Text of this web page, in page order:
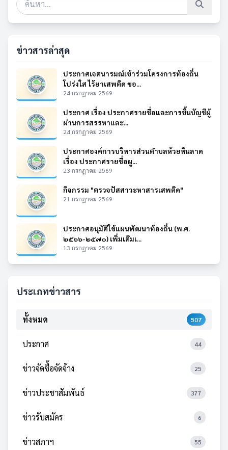
ข่าวสารล่าสุด
ประกาศเจตนารมณ์เข้าร่วมโครงการท้องถิ่น
โปร่งใส ไร้ยาเสพติด ขอ...
24 กรกฎาคม 2569
ประกาศ เรื่อง ประกาศรายชื่อและการขึ้นบัญชีผู้
ผ่านการสรรหาและ...
24 กรกฎาคม 2569
ประกาศองค์การบริหารส่วนตำบลห้วยหินลาด
เรื่อง ประกาศรายชื่อผู...
23 กรกฎาคม 2569
กิจกรรม "ตรวจปัสสาวะหาสารเสพติด"
21 กรกฎาคม 2569
ประกาศอนุมัติใช้แผนพัฒนาท้องถิ่น (พ.ศ.
๒๕๖๖-๒๕๗๐) เพิ่มเติมเ...
13 กรกฎาคม 2569
ประเภทข่าวสาร
ทั้งหมด 507
ประกาศ 44
ข่าวจัดซื้อจัดจ้าง 25
ข่าวประชาสัมพันธ์ 377
ข่าวรับสมัคร 6
ข่าวสภาฯ 55